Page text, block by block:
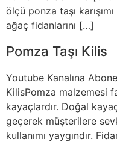
ölçü ponza taşı
ağaç fidanlarını […]
Pomza Taşı Kilis
Youtube Kanalına
KilisPomza malzemesi
kayaçlardır. Doğal
geçerek müşterilere
kullanımı yaygındır.